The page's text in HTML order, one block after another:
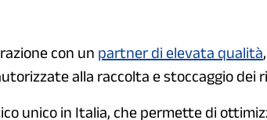
con un partner di elevata qualità
alla raccolta e stoccaggio
unico in Italia, che permette di